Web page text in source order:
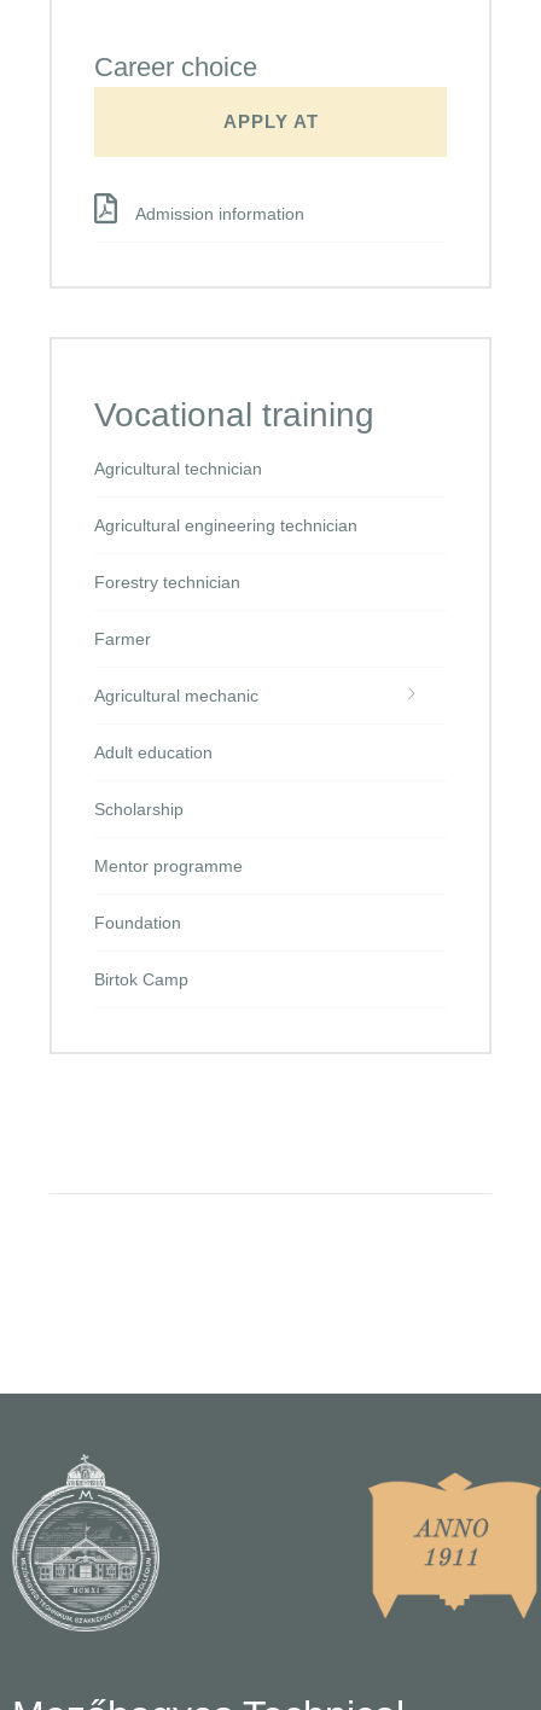
Career choice
APPLY AT
Admission information
Vocational training
Agricultural technician
Agricultural engineering technician
Forestry technician
Farmer
Agricultural mechanic
Adult education
Scholarship
Mentor programme
Foundation
Birtok Camp